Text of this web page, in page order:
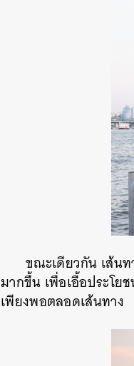
ขณะเดียวกัน เส้น
มากขึ้น เพื่อเอื้อประโย
เพียงพอตลอดเส้นทาง